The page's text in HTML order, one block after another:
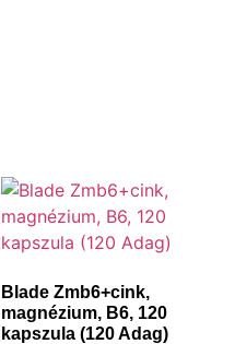
Blade Zmb6+cink,
magnézium, B6, 120
kapszula (120 Adag)